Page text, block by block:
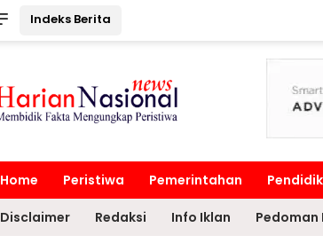
Indeks Berita
Home Peristiwa Pemerintahan
Disclaimer Redaksi Info Iklan Pedoman